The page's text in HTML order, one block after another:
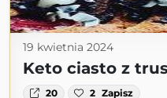
19 kwietnia 2024
Keto ciasto z
20 2 Zapisz